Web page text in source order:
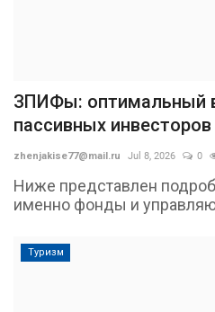
ЗПИФы: оптимальный
пассивных
zhenjakise77@mail.ru Jul 8, 2026 0
Ниже представлен
именно фонды и
Туризм